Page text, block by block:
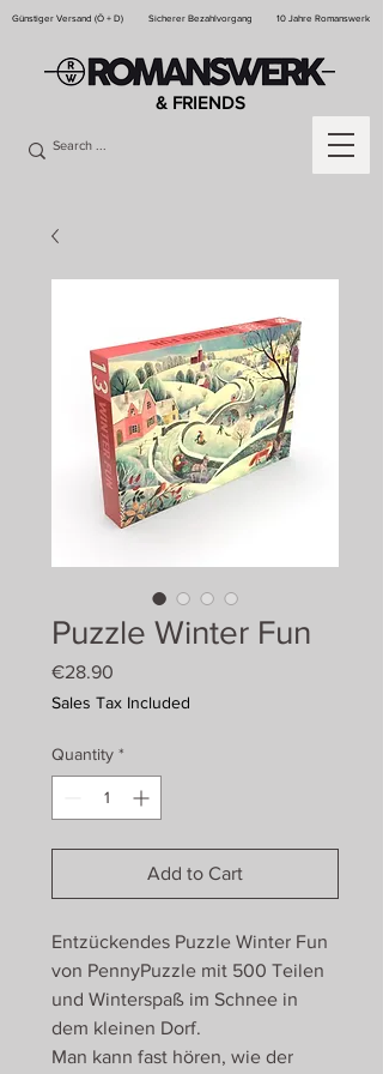
Günstiger Versand (Ö + D) Sicherer Bezahlvorgang 10 Jahre Romanswerk
& FRIENDS
Puzzle Winter Fun
€28.90
Sales Tax Included
Quantity *
Add to Cart
Entzückendes Puzzle Winter Fun
von PennyPuzzle mit 500 Teilen
und Winterspaß im Schnee in
dem kleinen Dorf.
Man kann fast hören, wie der